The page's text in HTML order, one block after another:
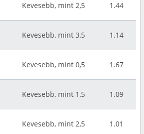
Kevesebb, mint 2,5 1.44
Kevesebb, mint 3,5 1.14
Kevesebb, mint 0,5 1.67
Kevesebb, mint 1,5 1.09
Kevesebb, mint 2,5 1.01